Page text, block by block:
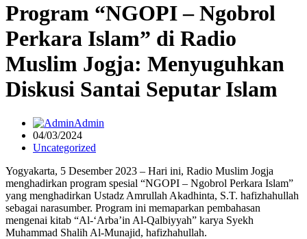
Program “NGOPI – Ngobrol
Perkara Islam” di Radio
Muslim Jogja: Menyuguhkan
Diskusi Santai Seputar Islam
Admin
04/03/2024
Uncategorized
Yogyakarta, 5 Desember 2023 – Hari ini, Radio Muslim Jogja
menghadirkan program spesial “NGOPI – Ngobrol Perkara Islam”
yang menghadirkan Ustadz Amrullah Akadhinta, S.T. hafizhahullah
sebagai narasumber. Program ini memaparkan pembahasan
mengenai kitab “Al-‘Arba’in Al-Qalbiyyah” karya Syekh
Muhammad Shalih Al-Munajid, hafizhahullah.